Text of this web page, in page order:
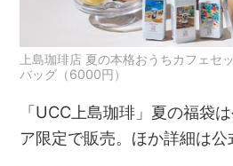
上島珈琲店 夏の本格おうちカフェセ
バッグ（6000円）
「UCC上島珈琲」夏の福袋
ア限定で販売。ほか詳細は公